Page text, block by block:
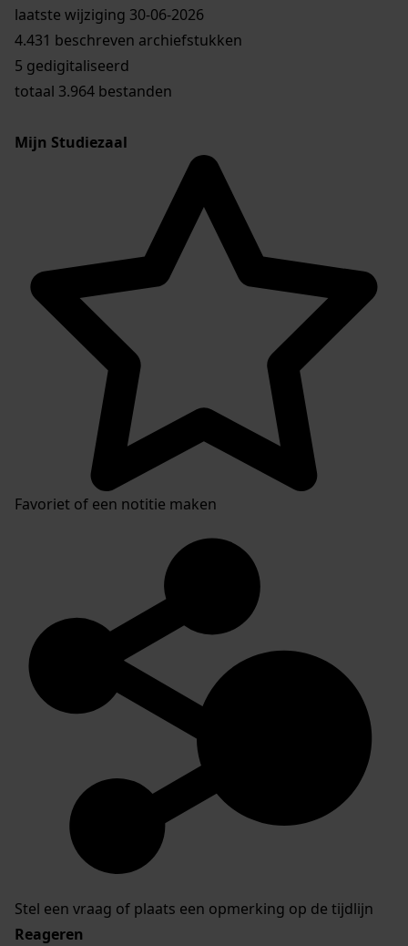
laatste wijziging 30-06-2026
4.431 beschreven archiefstukken
5 gedigitaliseerd
totaal 3.964 bestanden
Mijn Studiezaal
Favoriet of een notitie maken
Stel een vraag of plaats een opmerking op de tijdlijn
Reageren